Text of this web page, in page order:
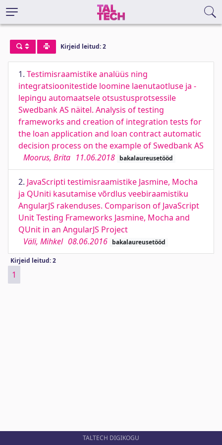
Kirjeid leitud: 2
1. Testimisraamistike analüüs ning
integratsioonitestide loomine laenutaotluse ja -
lepingu automaatsele otsustusprotsessile
Swedbank AS näitel. Analysis of testing
frameworks and creation of integration tests for
the loan application and loan contract automatic
decision process on the example of Swedbank AS
Moorus, Brita 11.06.2018 bakalaureusetööd
2. JavaScripti testimisraamistike Jasmine, Mocha
ja QUniti kasutamise võrdlus veebiraamistiku
AngularJS rakenduses. Comparison of JavaScript
Unit Testing Frameworks Jasmine, Mocha and
QUnit in an AngularJS Project
Väli, Mihkel 08.06.2016 bakalaureusetööd
Kirjeid leitud: 2
1
TALTECH DIGIKOGU